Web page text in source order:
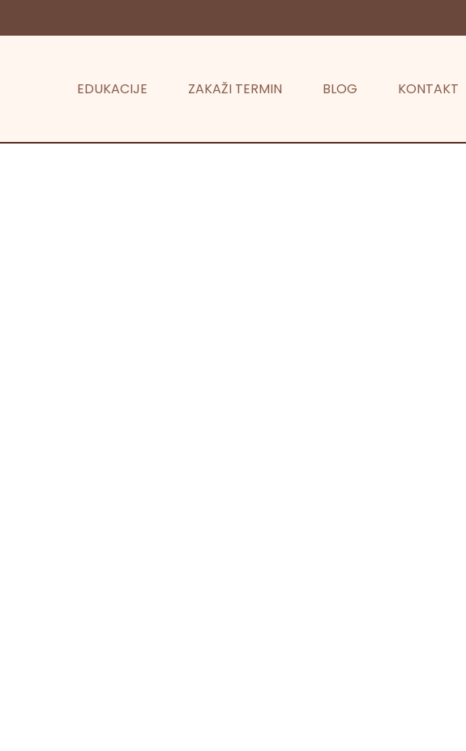
EDUKACIJE ZAKAŽI TERMIN BLOG KONTAKT